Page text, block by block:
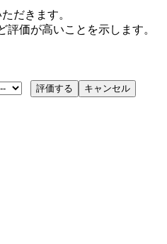
だきます。
価が高いことを示します。